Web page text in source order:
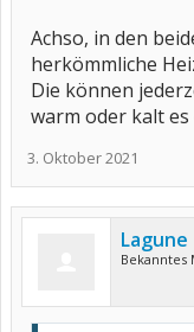
Achso, in den
herkömmliche
Die können
warm oder kalt
3. Oktober 2021
Lagune
Bekanntes